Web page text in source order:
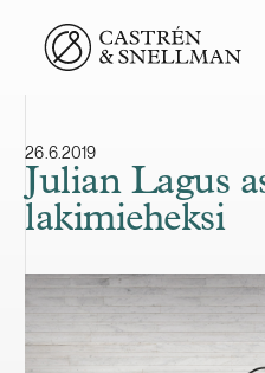
Front page
26.6.2019
Julian Lagus
lakimieheksi